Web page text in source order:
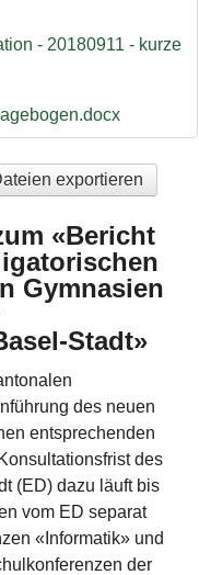
- 20180911 - kurze
exportieren
«Bericht
Gymnasien
Stadt»
des neuen
entsprechenden
des
(ED) dazu läuft bis
vom ED separat
«Informatik» und
der